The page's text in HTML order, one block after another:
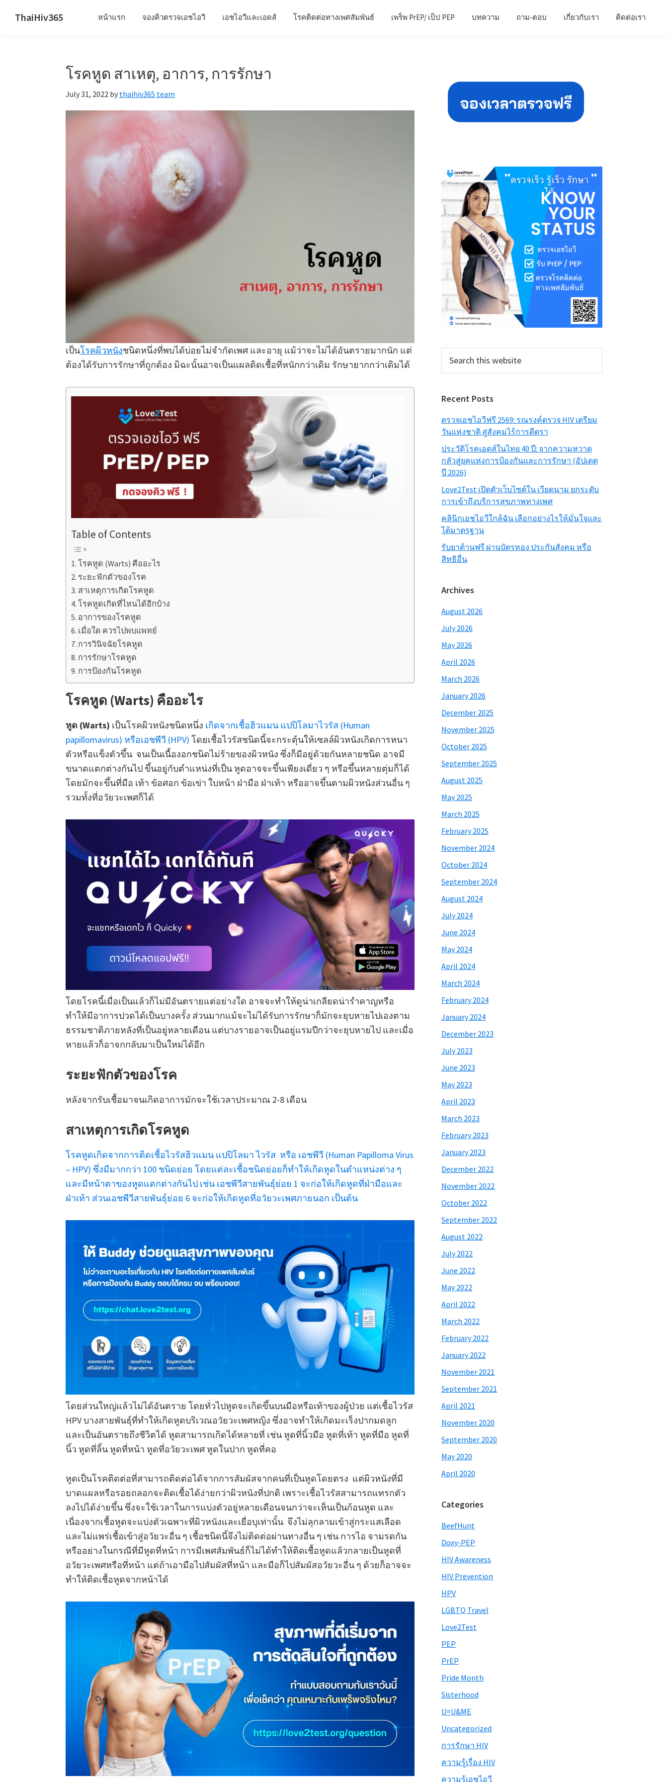
ThaiHiv365 หน้าแรก จองคิวตรวจเอชไอวี เอชไอวีและเอดส์ โรคติดต่อทางเพศสัมพันธ์ เพร็พ PrEP/ เป็ป PEP บทความ ถาม-ตอบ เกี่ยวกับเรา ติดต่อเรา
โรคหูด สาเหตุ, อาการ, การรักษา
July 31, 2022 by thaihiv365 team
เป็นโรคผิวหนังชนิดหนึ่งที่พบได้บ่อยไม่จำกัดเพศ และอายุ แม้ว่าจะไม่ได้อันตรายมากนัก แต่
ต้องได้รับการรักษาที่ถูกต้อง มิฉะนั้นอาจเป็นแผลติดเชื้อที่หนักกว่าเดิม รักษายากกว่าเดิมได้
Table of Contents
โรคหูด (Warts) คืออะไร
ระยะฟักตัวของโรค
สาเหตุการเกิดโรคหูด
โรคหูดเกิดที่ไหนได้อีกบ้าง
อาการของโรคหูด
เมื่อใด ควรไปพบแพทย์
การวินิจฉัยโรคหูด
การรักษาโรคหูด
การป้องกันโรคหูด
โรคหูด (Warts) คืออะไร
หูด (Warts) เป็นโรคผิวหนังชนิดหนึ่ง เกิดจากเชื้อฮิวแมน แปปิโลมาไวรัส (Human
papillomavirus) หรือเอชพีวี (HPV) โดยเชื้อไวรัสชนิดนี้จะกระตุ้นให้เซลล์ผิวหนังเกิดการหนา
ตัวหรือแข็งตัวขึ้น จนเป็นเนื้องอกชนิดไม่ร้ายของผิวหนัง ซึ่งก็มีอยู่ด้วยกันหลายชนิด อาจมี
ขนาดแตกต่างกันไป ขึ้นอยู่กับตำแหน่งที่เป็น หูดอาจจะขึ้นเพียงเดี่ยว ๆ หรือขึ้นหลายตุ่มก็ได้
โดยมักจะขึ้นที่มือ เท้า ข้อศอก ข้อเข่า ใบหน้า ฝ่ามือ ฝ่าเท้า หรืออาจขึ้นตามผิวหนังส่วนอื่น ๆ
รวมทั้งที่อวัยวะเพศก็ได้
โดยโรคนี้เมื่อเป็นแล้วก็ไม่มีอันตรายแต่อย่างใด อาจจะทำให้ดูน่าเกลียดน่ารำคาญหรือ
ทำให้มีอาการปวดได้เป็นบางครั้ง ส่วนมากแม้จะไม่ได้รับการรักษาก็มักจะยุบหายไปเองตาม
ธรรมชาติภายหลังที่เป็นอยู่หลายเดือน แต่บางรายอาจเป็นอยู่แรมปีกว่าจะยุบหายไป และเมื่อ
หายแล้วก็อาจกกลับมาเป็นใหม่ได้อีก
ระยะฟักตัวของโรค
หลังจากรับเชื้อมาจนเกิดอาการมักจะใช้เวลาประมาณ 2-8 เดือน
สาเหตุการเกิดโรคหูด
โรคหูดเกิดจากการติดเชื้อไวรัสฮิวแมน แปปิโลมา ไวรัส หรือ เอชพีวี (Human Papilloma Virus
– HPV) ซึ่งมีมากกว่า 100 ชนิดย่อย โดยแต่ละเชื้อชนิดย่อยก็ทำให้เกิดหูดในตำแหน่งต่าง ๆ
และมีหน้าตาของหูดแตกต่างกันไป เช่น เอชพีวีสายพันธุ์ย่อย 1 จะก่อให้เกิดหูดที่ฝ่ามือและ
ฝ่าเท้า ส่วนเอชพีวีสายพันธุ์ย่อย 6 จะก่อให้เกิดหูดที่อวัยวะเพศภายนอก เป็นต้น
โดยส่วนใหญ่แล้วไม่ได้อันตราย โดยทั่วไปหูดจะเกิดขึ้นบนมือหรือเท้าของผู้ป่วย แต่เชื้อไวรัส
HPV บางสายพันธุ์ที่ทำให้เกิดหูดบริเวณอวัยวะเพศหญิง ซึ่งอาจทำให้เกิดมะเร็งปากมดลูก
และเป็นอันตรายถึงชีวิตได้ หูดสามารถเกิดได้หลายที่ เช่น หูดที่นิ้วมือ หูดที่เท้า หูดที่มือ หูดที่
นิ้ว หูดที่ลิ้น หูดที่หน้า หูดที่อวัยวะเพศ หูดในปาก หูดที่คอ
หูดเป็นโรคติดต่อที่สามารถติดต่อได้จากการสัมผัสจากคนที่เป็นหูดโดยตรง แต่ผิวหนังที่มี
บาดแผลหรือรอยถลอกจะติดเชื้อได้ง่ายกว่าผิวหนังที่ปกติ เพราะเชื้อไวรัสสามารถแทรกตัว
ลงไปได้ง่ายขึ้น ซึ่งจะใช้เวลาในการแบ่งตัวอยู่หลายเดือนจนกว่าจะเห็นเป็นก้อนหูด และ
เนื่องจากเชื้อหูดจะแบ่งตัวเฉพาะที่ผิวหนังและเยื่อบุเท่านั้น จึงไม่ลุกลามเข้าสู่กระแสเลือด
และไม่แพร่เชื้อเข้าสู่อวัยวะอื่น ๆ เชื้อชนิดนี้จึงไม่ติดต่อผ่านทางอื่น ๆ เช่น การไอ จามรดกัน
หรืออย่างในกรณีที่มีหูดที่หน้า การมีเพศสัมพันธ์ก็ไม่ได้ทำให้ติดเชื้อหูดแล้วกลายเป็นหูดที่
อวัยวะเพศหรือที่หน้า แต่ถ้าเอามือไปสัมผัสที่หน้า และมือก็ไปสัมผัสอวัยวะอื่น ๆ ด้วยก็อาจจะ
ทำให้ติดเชื้อหูดจากหน้าได้
Sidebar
this
Recent Posts
ตรวจเอชไอวีฟรี 2569: รณรงค์ตรวจ HIV เตรียม
วันแห่งชาติ สู่สังคมไร้การตีตรา
ประวัติโรคเอดส์ในไทย 40 ปี: จากความหวาด
กลัวสู่ยุคแห่งการป้องกันและการรักษา (อัปเดต
ปี 2026)
Love2Test เปิดตัวเว็บไซต์ใน เวียดนาม ยกระดับ
การเข้าถึงบริการสุขภาพทางเพศ
คลินิกเอชไอวีใกล้ฉัน เลือกอย่างไรให้มั่นใจและ
ได้มาตรฐาน
รับยาต้านฟรี ผ่านบัตรทอง ประกันสังคม หรือ
สิทธิอื่น
Archives
August 2026
July 2026
May 2026
April 2026
March 2026
January 2026
December 2025
November 2025
October 2025
September 2025
August 2025
May 2025
March 2025
February 2025
November 2024
October 2024
September 2024
August 2024
July 2024
June 2024
May 2024
April 2024
March 2024
February 2024
January 2024
December 2023
July 2023
June 2023
May 2023
April 2023
March 2023
February 2023
January 2023
December 2022
November 2022
October 2022
September 2022
August 2022
July 2022
June 2022
May 2022
April 2022
March 2022
February 2022
January 2022
November 2021
September 2021
April 2021
November 2020
September 2020
May 2020
April 2020
Categories
BeefHunt
Doxy-PEP
HIV Awareness
HIV Prevention
HPV
LGBTQ Travel
Love2Test
PEP
PrEP
Pride Month
Sisterhood
U=U&ME
Uncategorized
การรักษา HIV
ความรู้เรื่อง HIV
ความรู้เอชไอวี